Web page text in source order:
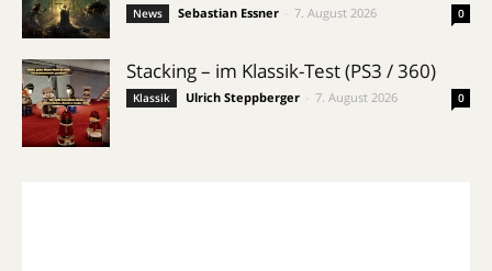
News Sebastian Essner 7. August 2026 0
Stacking – im Klassik-Test (PS3 / 360)
Klassik Ulrich Steppberger 7. August 2026 0